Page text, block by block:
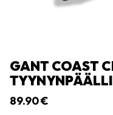
GANT COAST
89.90€